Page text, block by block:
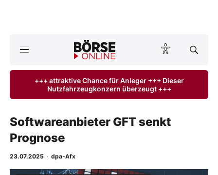
ktuelle Ausgabe BÖRSE ONLINE lesen
Anlageprodukte
Finanz-Check
Abo & Shop
+++ attraktive Chance für Anleger +++ Dieser
Nutzfahrzeugkonzern überzeugt +++
Softwareanbieter GFT senkt
Prognose
23.07.2025 · dpa-Afx